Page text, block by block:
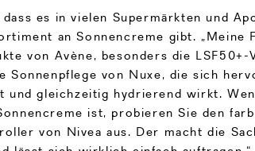
es in vielen Supermärkten und
an Sonnencreme gibt. „Meine
von Avène, besonders die LSF50+-
Sonnenpflege von Nuxe, die sich
und gleichzeitig hydrierend wirkt.
ist, probieren Sie den
von Nivea aus. Der macht die